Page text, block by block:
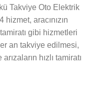
Takviye Oto Elektrik
aracınızın
gibi hizmetleri
an takviye edilmesi,
hızlı tamiratı